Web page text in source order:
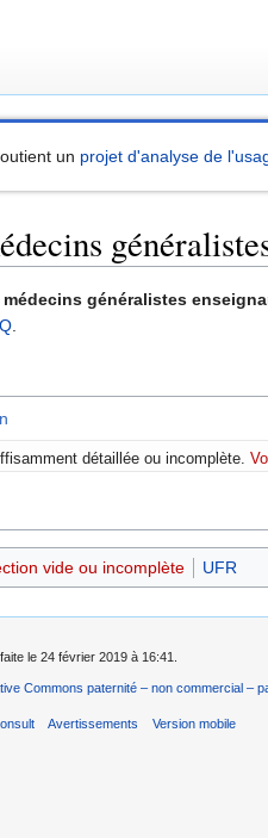
un projet d'analyse de
généralistes
.
détaillée ou incomplète.
vide ou incomplète UFR
le 24 février 2019 à 16:41.
Commons paternité – non commercial –
Avertissements Version mobile